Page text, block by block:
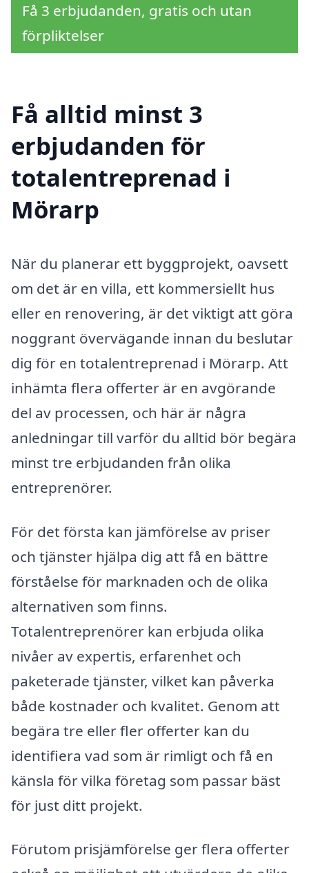
Få 3 erbjudanden, gratis och utan
förpliktelser
Få alltid minst 3
erbjudanden för
totalentreprenad i
Mörarp
När du planerar ett byggprojekt, oavsett
om det är en villa, ett kommersiellt hus
eller en renovering, är det viktigt att göra
noggrant övervägande innan du beslutar
dig för en totalentreprenad i Mörarp. Att
inhämta flera offerter är en avgörande
del av processen, och här är några
anledningar till varför du alltid bör begära
minst tre erbjudanden från olika
entreprenörer.
För det första kan jämförelse av priser
och tjänster hjälpa dig att få en bättre
förståelse för marknaden och de olika
alternativen som finns.
Totalentreprenörer kan erbjuda olika
nivåer av expertis, erfarenhet och
paketerade tjänster, vilket kan påverka
både kostnader och kvalitet. Genom att
begära tre eller fler offerter kan du
identifiera vad som är rimligt och få en
känsla för vilka företag som passar bäst
för just ditt projekt.
Förutom prisjämförelse ger flera offerter